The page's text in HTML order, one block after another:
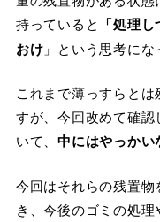
持っていると 「処理
おけ 」という思考にな
これまで薄っすらと
すが、今回改めて確
いて、中にはやっかい
今回はそれらの残置
き、今後のゴミの処